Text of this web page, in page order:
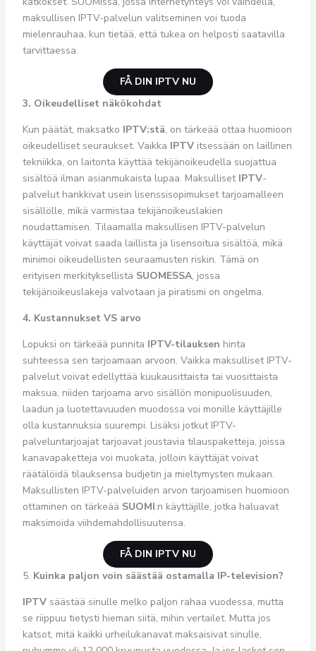
maksullisen IPTV-palvelun valitseminen voi tuoda
mielenrauhaa, kun tietää, että tukea on helposti saatavilla
tarvittaessa.
FÅ DIN IPTV NU
3. Oikeudelliset näkökohdat
Kun päätät, maksatko IPTV:stä, on tärkeää ottaa huomioon
oikeudelliset seuraukset. Vaikka IPTVitsessään on laillinen
tekniikka, on laitonta käyttää tekijänoikeudella suojattua
sisältöä ilman asianmukaista lupaa. Maksulliset IPTV-
palvelut hankkivat usein lisenssisopimukset tarjoamalleen
sisällölle, mikä varmistaa tekijänoikeuslakien
noudattamisen. Tilaamalla maksullisen IPTV-palvelun
käyttäjät voivat saada laillista ja lisensoitua sisältöä, mikä
minimoi oikeudellisten seuraamusten riskin. Tämä on
erityisen merkityksellistä SUOMESSA, jossa
tekijänoikeuslakeja valvotaan ja piratismi on ongelma.
4. Kustannukset VS arvo
Lopuksi on tärkeää punnita IPTV-tilauksen hinta
suhteessa sen tarjoamaan arvoon. Vaikka maksulliset IPTV-
palvelut voivat edellyttää kuukausittaista tai vuosittaista
maksua, niiden tarjoama arvo sisällön monipuolisuuden,
laadun ja luotettavuuden muodossa voi monille käyttäjille
olla kustannuksia suurempi. Lisäksi jotkut IPTV-
palveluntarjoajat tarjoavat joustavia tilauspaketteja, joissa
kanavapaketteja voi muokata, jolloin käyttäjät voivat
räätälöidä tilauksensa budjetin ja mieltymysten mukaan.
Maksullisten IPTV-palveluiden arvon tarjoamisen huomioon
ottaminen on tärkeää SUOMI:n käyttäjille, jotka haluavat
maksimoida viihdemahdollisuutensa.
FÅ DIN IPTV NU
5. Kuinka paljon voin säästää ostamalla IP-television?
IPTV säästää sinulle melko paljon rahaa vuodessa, mutta
se riippuu tietysti hieman siitä, mihin vertailet. Mutta jos
katsot, mitä kaikki urheilukanavat maksaisivat sinulle,